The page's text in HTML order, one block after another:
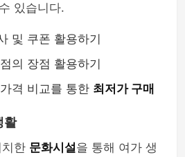
있습니다.
및 쿠폰 활용하기
의 장점 활용하기
격 비교를 통한 최저가 구매
활
한 문화시설을 통해 여가 생